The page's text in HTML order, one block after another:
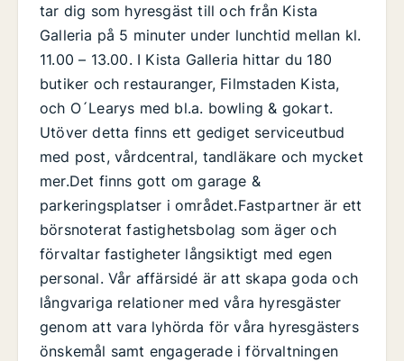
tar dig som hyresgäst till och från Kista
Galleria på 5 minuter under lunchtid mellan kl.
11.00 – 13.00. I Kista Galleria hittar du 180
butiker och restauranger, Filmstaden Kista,
och O´Learys med bl.a. bowling & gokart.
Utöver detta finns ett gediget serviceutbud
med post, vårdcentral, tandläkare och mycket
mer.Det finns gott om garage &
parkeringsplatser i området.Fastpartner är ett
börsnoterat fastighetsbolag som äger och
förvaltar fastigheter långsiktigt med egen
personal. Vår affärsidé är att skapa goda och
långvariga relationer med våra hyresgäster
genom att vara lyhörda för våra hyresgästers
önskemål samt engagerade i förvaltningen